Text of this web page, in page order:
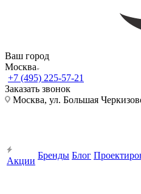
Ваш город
Москва
+7 (495) 225-57-21
Заказать звонок
Москва, ул. Большая
Акции
Бренды Блог